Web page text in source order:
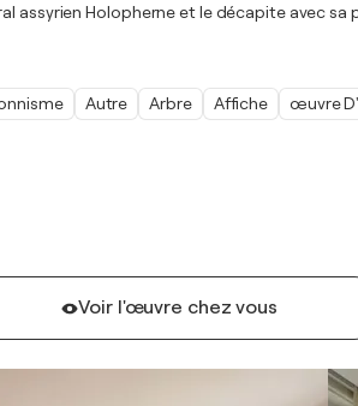
Voir l'œuvre chez vous
assyrien Holopherne et le décapite avec
Autre Arbre Affiche œuvre